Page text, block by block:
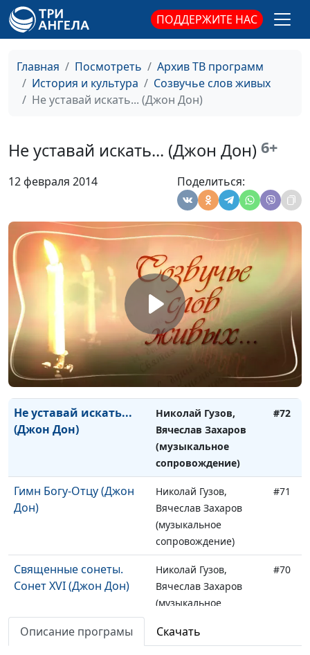
ПОДДЕРЖИТЕ НАС
Главная Посмотреть
Архив ТВ программ
История и культура
Созвучье слов живых
Не уставай искать... (Джон Дон)
Не уставай искать... (Джон Дон) 6+
12 февраля 2014 Поделиться:
Встает зубчатою
стеной... (Елизавета
Ирина Кириченко,
Вячеслав Захаров
сопровождение)
#77
Ожидание (Елизавета
Ирина Кириченко,
сопровождение)
Господи, Господи...
Ирина Кириченко,
Вячеслав Захаров
(музыкальное
сопровождение)
За лебединой белой
долей... (Николай
Клюев)
Ирина Кириченко,
Вячеслав Захаров
(музыкальное
сопровождение)
Туман и заря над
землей полусонной...
(Поликсена Соловьева)
Ирина Кириченко,
Вячеслав Захаров
(музыкальное
сопровождение)
#73
Не уставай искать...
(Джон Дон)
Николай Гузов,
Вячеслав Захаров
(музыкальное
сопровождение)
#72
Гимн Богу-Отцу (Джон
Дон)
Николай Гузов,
Вячеслав Захаров
(музыкальное
сопровождение)
#71
Священные сонеты.
Сонет XVI (Джон Дон)
Николай Гузов,
Вячеслав Захаров
(музыкальное
#70
Николай Гузов,
#69
Описание програмы Скачать